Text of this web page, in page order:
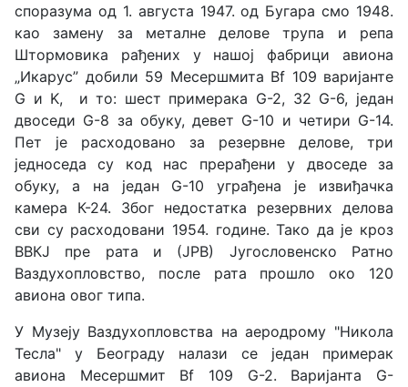
споразума од 1. августа 1947. од Бугара смо 1948.
као замену за металне делове трупа и репа
Штормовика рађених у нашој фабрици авиона
„Икарус” добили 59 Месершмита Bf 109 варијантe
G и K, и то: шест примерака G-2, 32 G-6, један
двоседи G-8 за обуку, девет G-10 и четири G-14.
Пет је расходовано за резервне делове, три
једноседа су код нас прерађени у двоседе за
обуку, а на један G-10 уграђена је извиђачка
камера К-24. Због недостатка резервних делова
сви су расходовани 1954. године. Тако да је кроз
ВВКЈ пре рата и (ЈРВ) Југословенско Ратно
Ваздухопловство, после рата прошло око 120
авиона овог типа.
У Музеју Ваздухопловства на аеродрому "Никола
Тесла" у Београду налази се један примерак
авиона Месершмит Bf 109 G-2. Варијанта G-